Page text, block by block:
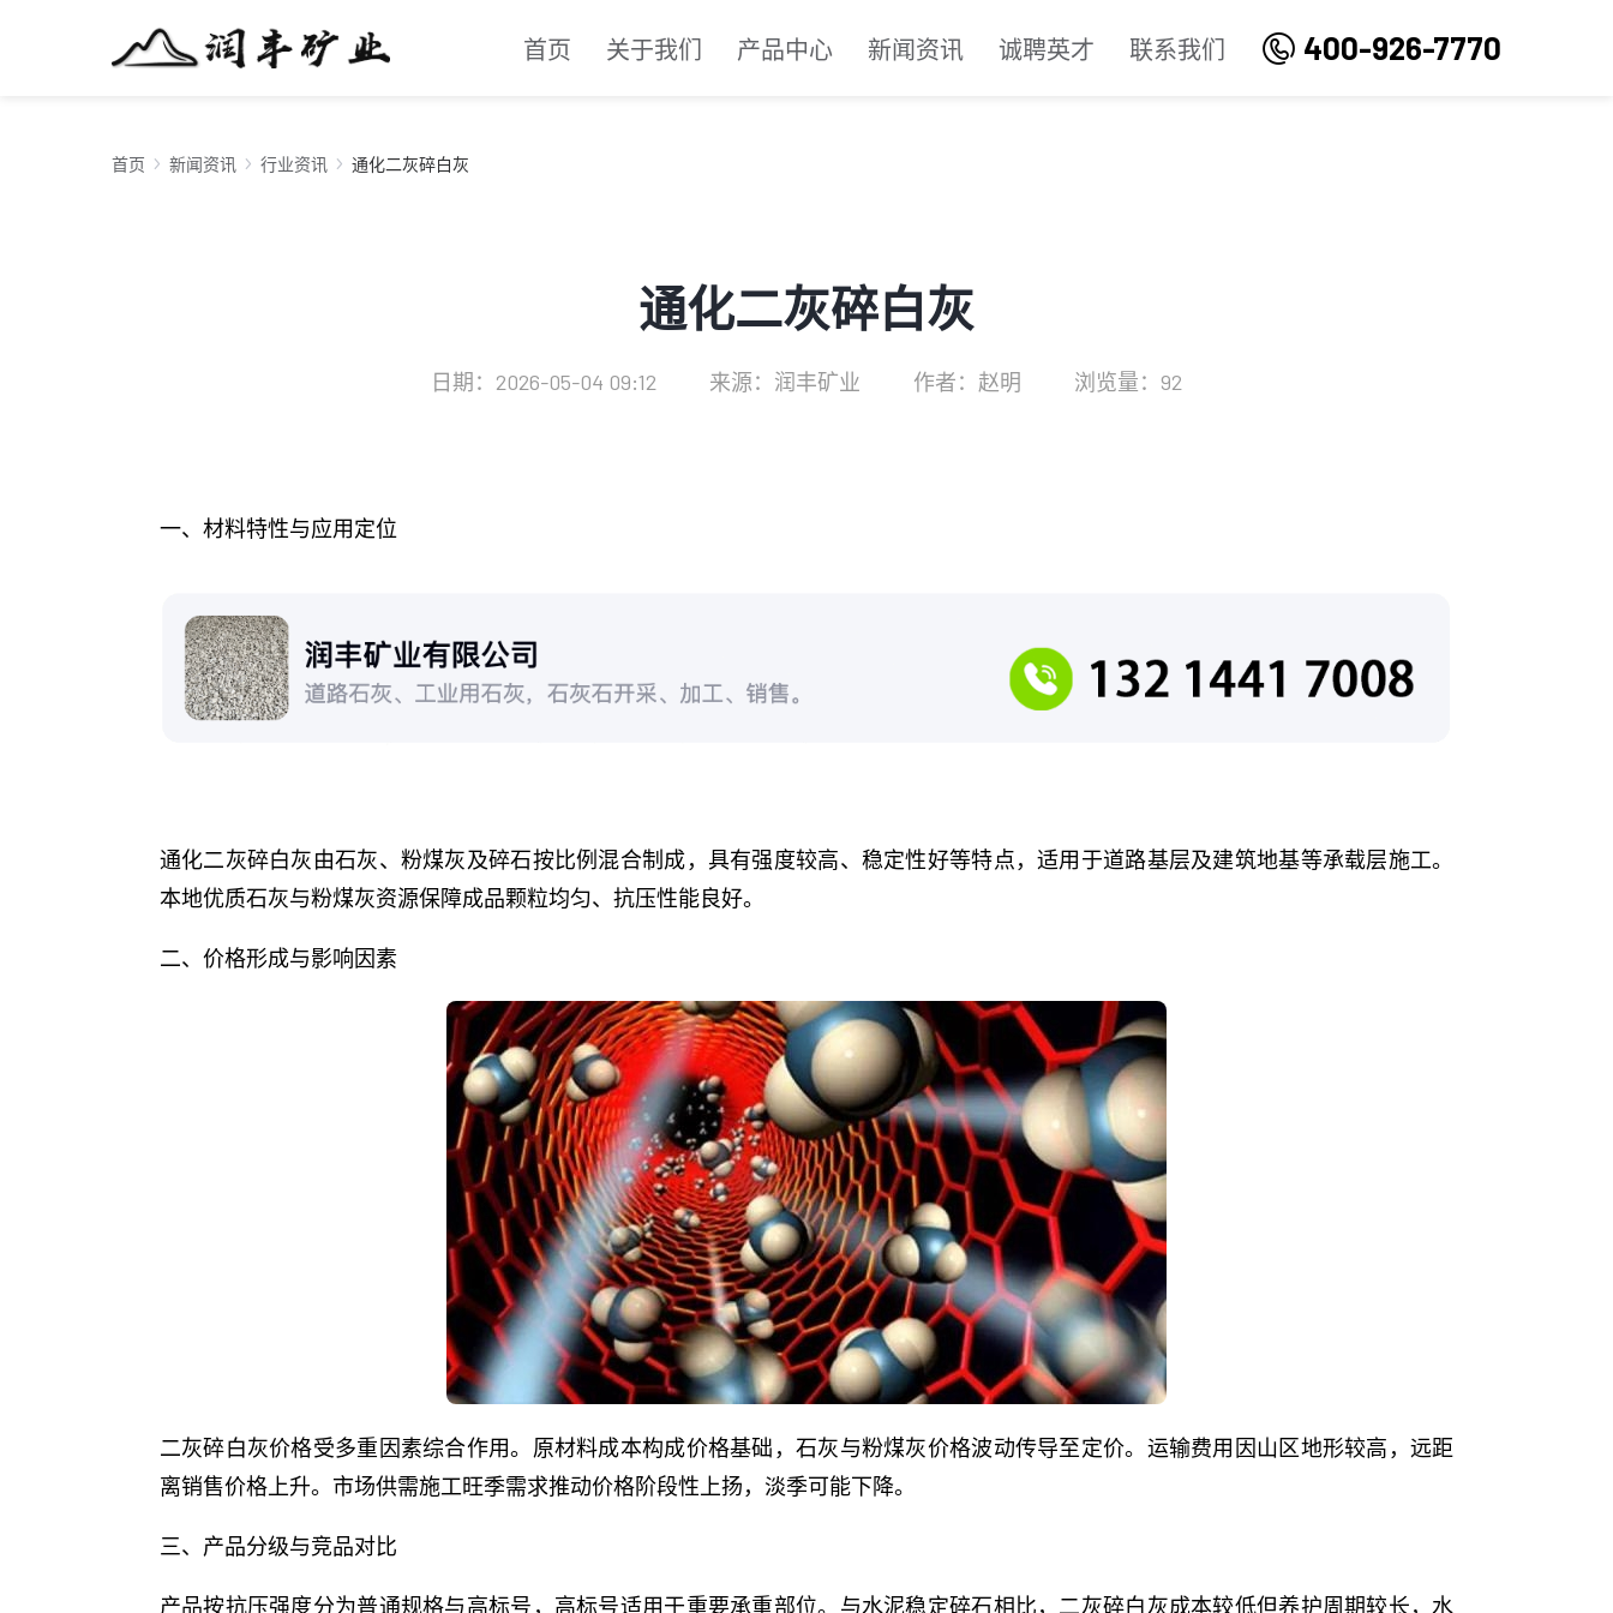
首页 关于我们 产品中心 新闻资讯 诚聘英才 联系我们 400-926-7770
首页 新闻资讯 行业资讯 通化二灰碎白灰
通化二灰碎白灰
日期：2026-05-04 09:12 来源：润丰矿业 作者：赵明 浏览量：92
一、材料特性与应用定位
通化二灰碎白灰由石灰、粉煤灰及碎石按比例混合制成，具有强度较高、稳定性好等特点，适用于道路基层及建筑地基等承载层施工。
本地优质石灰与粉煤灰资源保障成品颗粒均匀、抗压性能良好。
二、价格形成与影响因素
二灰碎白灰价格受多重因素综合作用。原材料成本构成价格基础，石灰与粉煤灰价格波动传导至定价。运输费用因山区地形较高，远距
离销售价格上升。市场供需施工旺季需求推动价格阶段性上扬，淡季可能下降。
三、产品分级与竞品对比
产品按抗压强度分为普通规格与高标号，高标号适用于重要承重部位。与水泥稳定碎石相比，二灰碎白灰成本较低但养护周期较长，水